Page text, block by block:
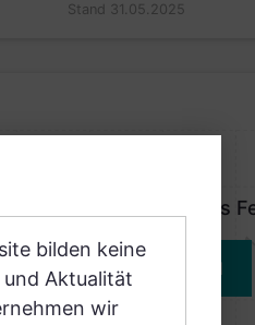
Stand 31.05.2025
registrieren, um dieses
JETZT ANMELDEN
bilden keine
Aktualität
wir